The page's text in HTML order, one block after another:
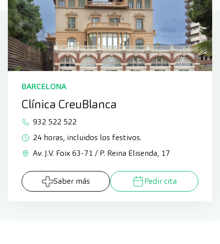
BARCELONA
Clínica CreuBlanca
932 522 522
24 horas, incluidos los festivos.
Av. J.V. Foix 63-71 / P. Reina Elisenda, 17
Saber más Pedir cita